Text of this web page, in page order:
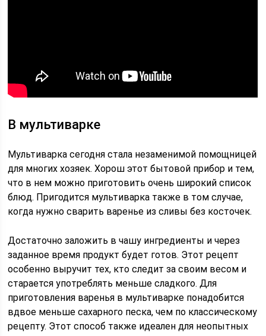
В мультиварке
Мультиварка сегодня стала незаменимой помощницей
для многих хозяек. Хорош этот бытовой прибор и тем,
что в нем можно приготовить очень широкий список
блюд. Пригодится мультиварка также в том случае,
когда нужно сварить варенье из сливы без косточек.
Достаточно заложить в чашу ингредиенты и через
заданное время продукт будет готов. Этот рецепт
особенно выручит тех, кто следит за своим весом и
старается употреблять меньше сладкого. Для
приготовления варенья в мультиварке понадобится
вдвое меньше сахарного песка, чем по классическому
рецепту. Этот способ также идеален для неопытных